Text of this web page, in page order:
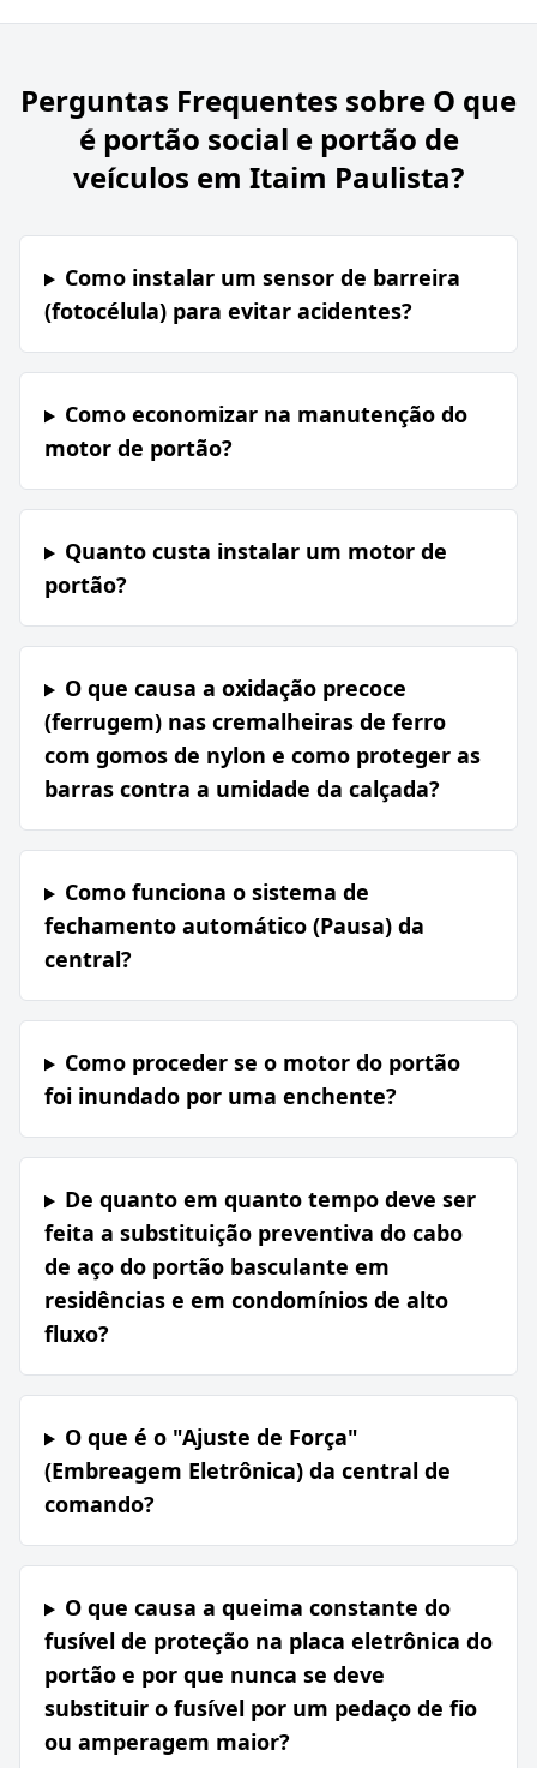
Perguntas Frequentes sobre O que
é portão social e portão de
veículos em Itaim Paulista?
Como instalar um sensor de barreira
(fotocélula) para evitar acidentes?
Como economizar na manutenção do
motor de portão?
Quanto custa instalar um motor de
portão?
O que causa a oxidação precoce
(ferrugem) nas cremalheiras de ferro
com gomos de nylon e como proteger as
barras contra a umidade da calçada?
Como funciona o sistema de
fechamento automático (Pausa) da
central?
Como proceder se o motor do portão
foi inundado por uma enchente?
De quanto em quanto tempo deve ser
feita a substituição preventiva do cabo
de aço do portão basculante em
residências e em condomínios de alto
fluxo?
O que é o "Ajuste de Força"
(Embreagem Eletrônica) da central de
comando?
O que causa a queima constante do
fusível de proteção na placa eletrônica do
portão e por que nunca se deve
substituir o fusível por um pedaço de fio
ou amperagem maior?